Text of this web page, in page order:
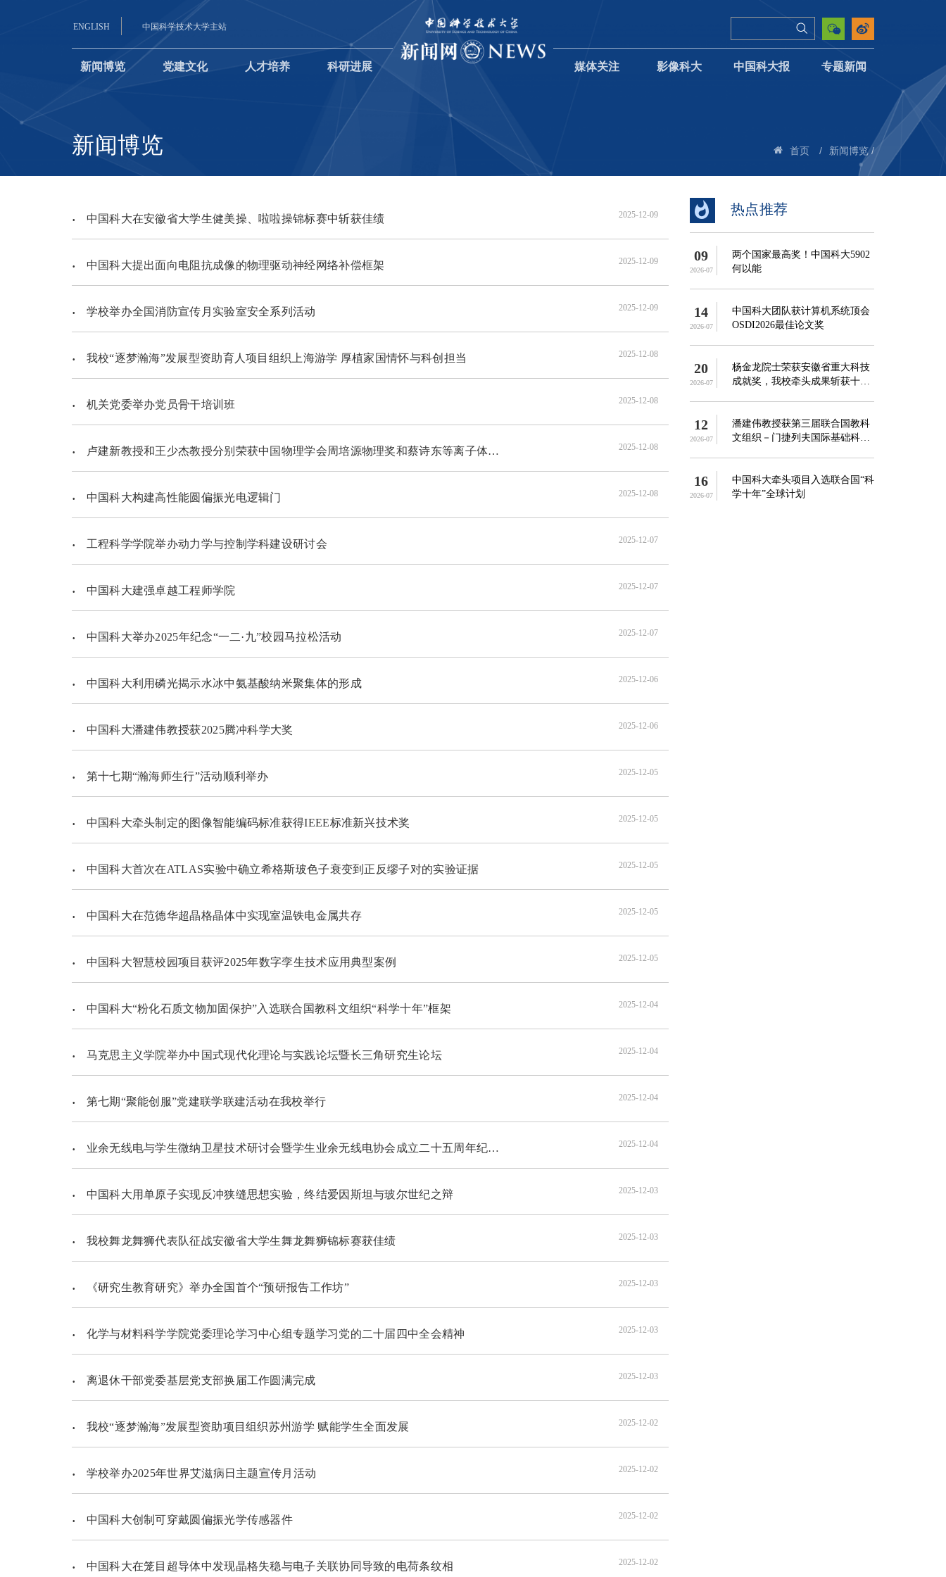
ENGLISH 中国科学技术大学主站
新闻博览 党建文化 人才培养 科研进展 媒体关注 影像科大 中国科大报 专题新闻
新闻博览 首页 / 新闻博览 /
中国科大在安徽省大学生健美操、啦啦操锦标赛中斩获佳绩 2025-12-09
中国科大提出面向电阻抗成像的物理驱动神经网络补偿框架 2025-12-09
学校举办全国消防宣传月实验室安全系列活动 2025-12-09
我校“逐梦瀚海”发展型资助育人项目组织上海游学 厚植家国情怀与科创担当 2025-12-08
机关党委举办党员骨干培训班 2025-12-08
卢建新教授和王少杰教授分别荣获中国物理学会周培源物理奖和蔡诗东等离子体物理奖 2025-12-08
中国科大构建高性能圆偏振光电逻辑门 2025-12-08
工程科学学院举办动力学与控制学科建设研讨会 2025-12-07
中国科大建强卓越工程师学院 2025-12-07
中国科大举办2025年纪念“一二·九”校园马拉松活动 2025-12-07
中国科大利用磷光揭示水冰中氨基酸纳米聚集体的形成 2025-12-06
中国科大潘建伟教授获2025腾冲科学大奖 2025-12-06
第十七期“瀚海师生行”活动顺利举办 2025-12-05
中国科大牵头制定的图像智能编码标准获得IEEE标准新兴技术奖 2025-12-05
中国科大首次在ATLAS实验中确立希格斯玻色子衰变到正反缪子对的实验证据 2025-12-05
中国科大在范德华超晶格晶体中实现室温铁电金属共存 2025-12-05
中国科大智慧校园项目获评2025年数字孪生技术应用典型案例 2025-12-05
中国科大“粉化石质文物加固保护”入选联合国教科文组织“科学十年”框架 2025-12-04
马克思主义学院举办中国式现代化理论与实践论坛暨长三角研究生论坛 2025-12-04
第七期“聚能创服”党建联学联建活动在我校举行 2025-12-04
业余无线电与学生微纳卫星技术研讨会暨学生业余无线电协会成立二十五周年纪念大会举行 2025-12-04
中国科大用单原子实现反冲狭缝思想实验，终结爱因斯坦与玻尔世纪之辩 2025-12-03
我校舞龙舞狮代表队征战安徽省大学生舞龙舞狮锦标赛获佳绩 2025-12-03
《研究生教育研究》举办全国首个“预研报告工作坊” 2025-12-03
化学与材料科学学院党委理论学习中心组专题学习党的二十届四中全会精神 2025-12-03
离退休干部党委基层党支部换届工作圆满完成 2025-12-03
我校“逐梦瀚海”发展型资助项目组织苏州游学 赋能学生全面发展 2025-12-02
学校举办2025年世界艾滋病日主题宣传月活动 2025-12-02
中国科大创制可穿戴圆偏振光学传感器件 2025-12-02
中国科大在笼目超导体中发现晶格失稳与电子关联协同导致的电荷条纹相 2025-12-02
热点推荐
09
2026-07
两个国家最高奖！中国科大5902
何以能
14
2026-07
中国科大团队获计算机系统顶会
OSDI2026最佳论文奖
20
2026-07
杨金龙院士荣获安徽省重大科技
成就奖，我校牵头成果斩获十四
12
2026-07
潘建伟教授获第三届联合国教科
文组织－门捷列夫国际基础科学
16
2026-07
中国科大牵头项目入选联合国“科
学十年”全球计划